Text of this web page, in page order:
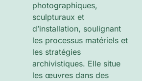
photographiques,
sculpturaux et
d’installation, soulignant
les processus matériels et
les stratégies
archivistiques. Elle situe
les œuvres dans des